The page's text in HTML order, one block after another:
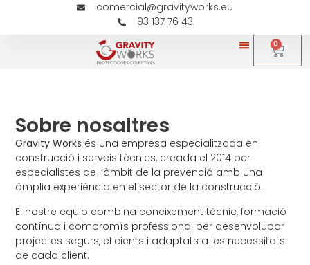
comercial@gravityworks.eu
93 137 76 43
0
Sobre nosaltres
Gravity Works és una empresa especialitzada en
construcció i serveis tècnics, creada el 2014 per
especialistes de l’àmbit de la prevenció amb una
àmplia experiència en el sector de la construcció.
El nostre equip combina coneixement tècnic, formació
contínua i compromís professional per desenvolupar
projectes segurs, eficients i adaptats a les necessitats
de cada client.